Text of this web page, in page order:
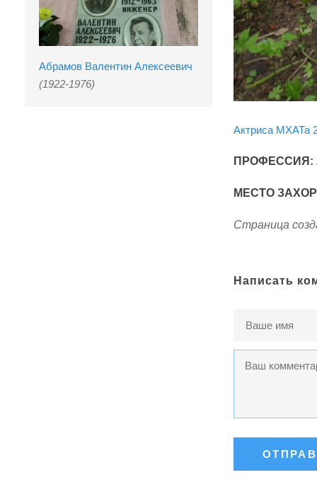
Абрамов Валентин Алексеевич
(1922-1976)
Актриса МХАТа
ПРОФЕССИЯ:
МЕСТО
Страница
Написать